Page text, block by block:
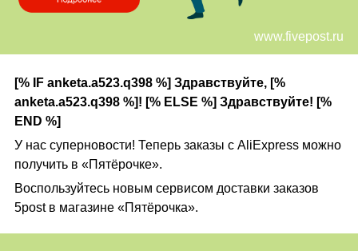
www.fivepost.ru
[% IF anketa.a523.q398 %] Здравствуйте, [%
anketa.a523.q398 %]! [% ELSE %] Здравствуйте! [%
END %]
У нас суперновости! Теперь заказы с AliExpress можно
получить в «Пятёрочке».
Воспользуйтесь новым сервисом доставки заказов
5post в магазине «Пятёрочка».